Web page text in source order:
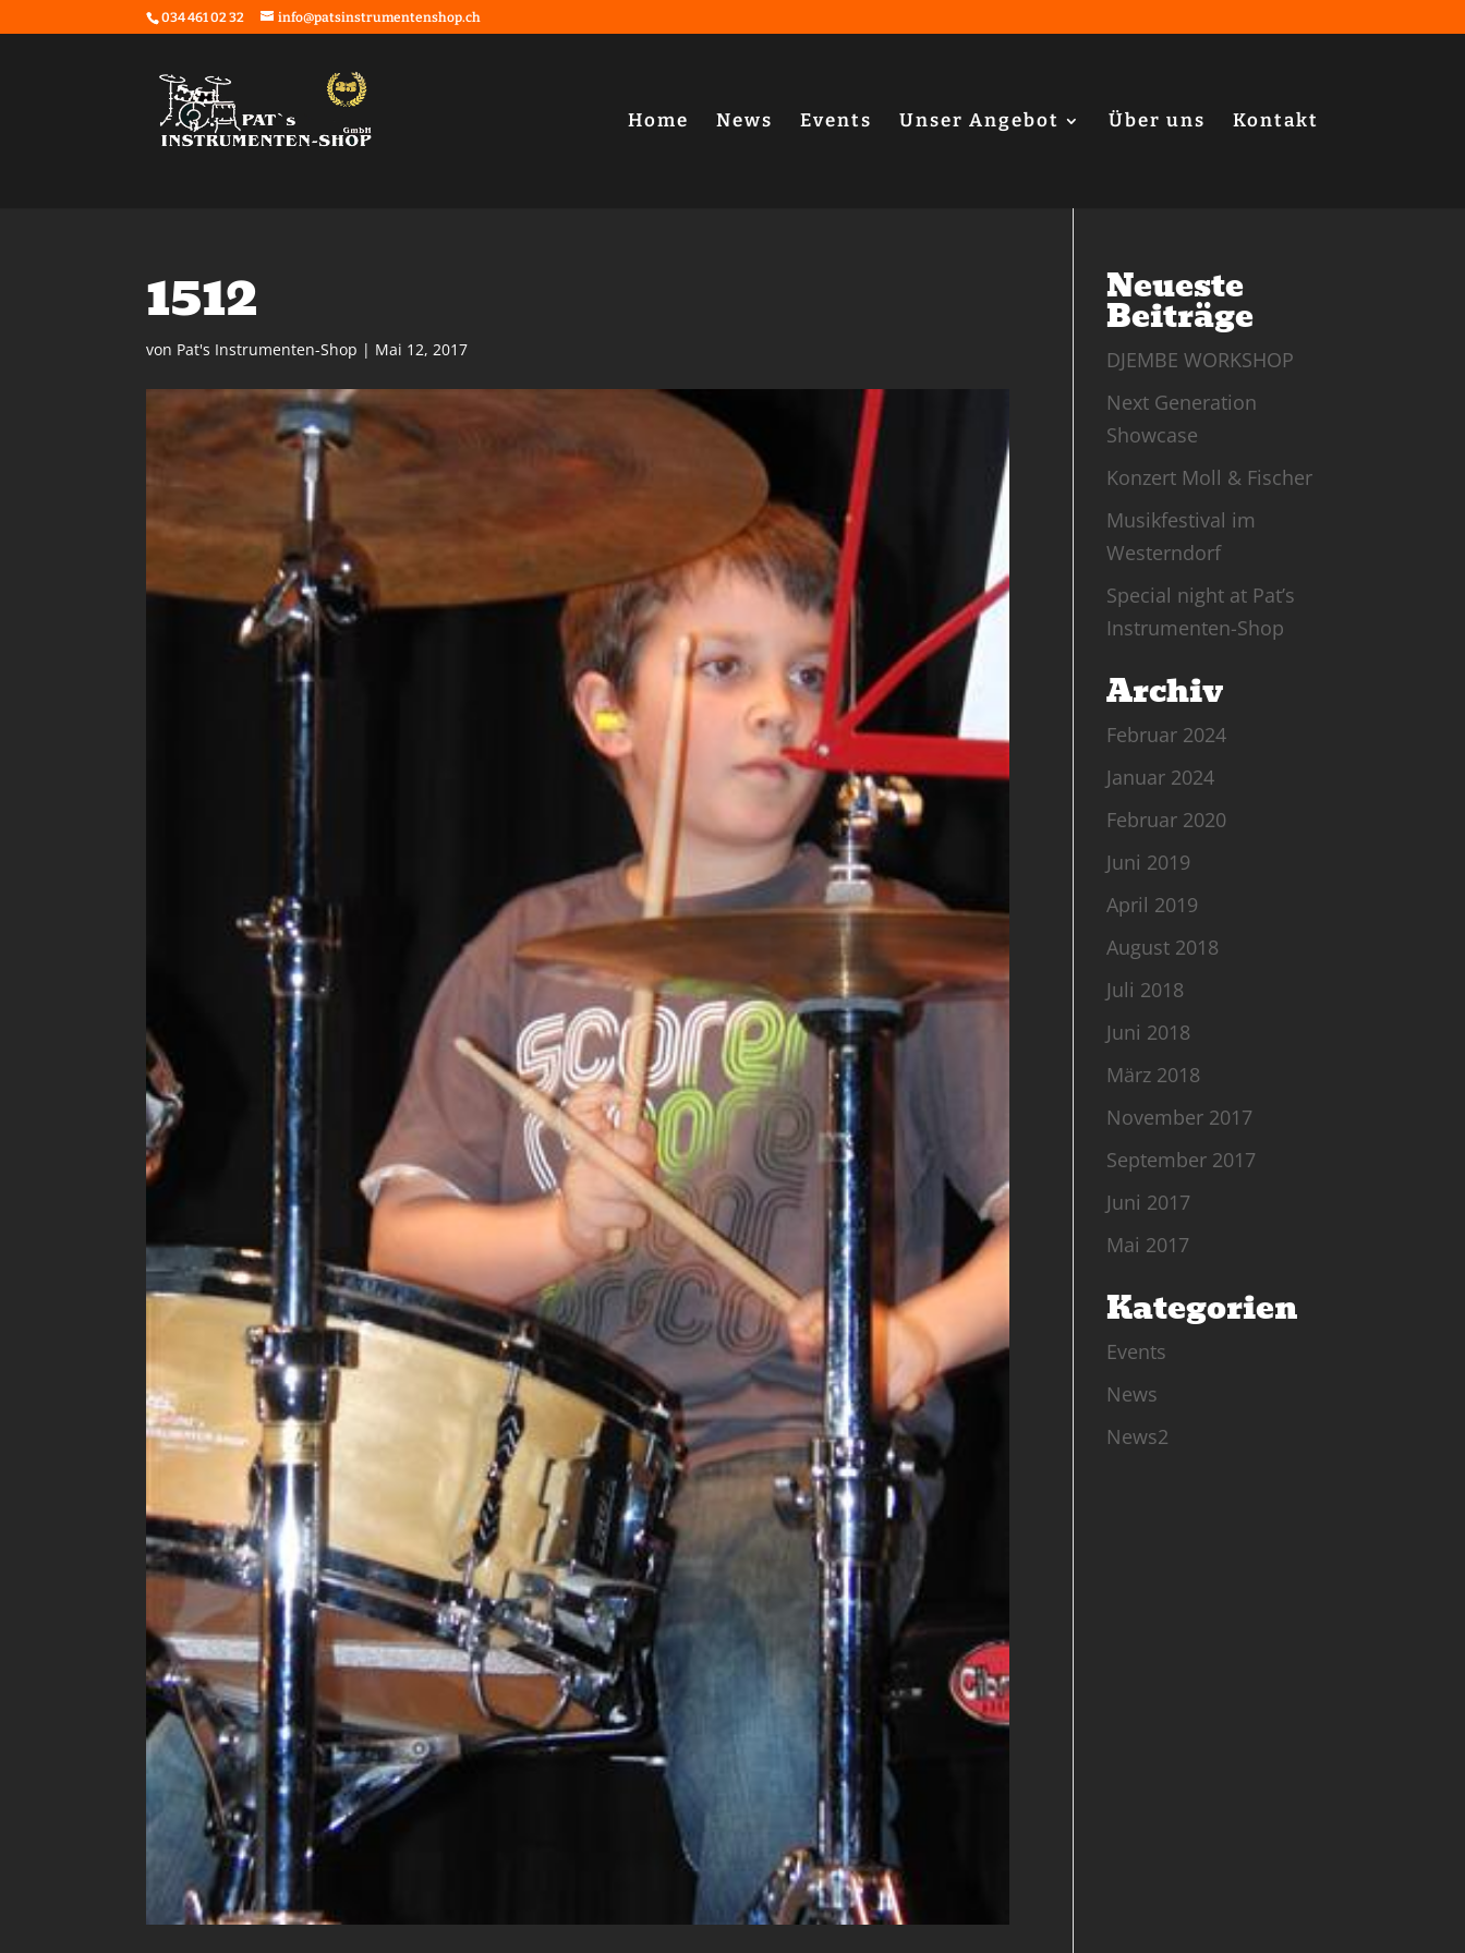
034 461 02 32 info@patsinstrumentenshop.ch
Home News Events Unser Angebot Über uns Kontakt
1512
von Pat's Instrumenten-Shop | Mai 12, 2017
Neueste
Beiträge
DJEMBE WORKSHOP
Next Generation
Showcase
Konzert Moll & Fischer
Musikfestival im
Westerndorf
Special night at Pat’s
Instrumenten-Shop
Archiv
Februar 2024
Januar 2024
Februar 2020
Juni 2019
April 2019
August 2018
Juli 2018
Juni 2018
März 2018
November 2017
September 2017
Juni 2017
Mai 2017
Kategorien
Events
News
News2